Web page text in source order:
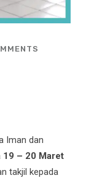
Iman dan
19 – 20 Maret
takjil kepada